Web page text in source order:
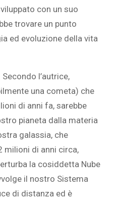
con un suo
trovare un punto
ed evoluzione della vita
l’autrice,
una cometa) che
di anni fa, sarebbe
pianeta dalla materia
galassia, che
milioni di anni circa,
la cosiddetta Nube
il nostro Sistema
di distanza ed è